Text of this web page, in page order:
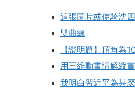
這張圖片或使騎沈
雙曲線
【證明題】頂角為
用三維動畫講解縱貫
我明白習近平為甚